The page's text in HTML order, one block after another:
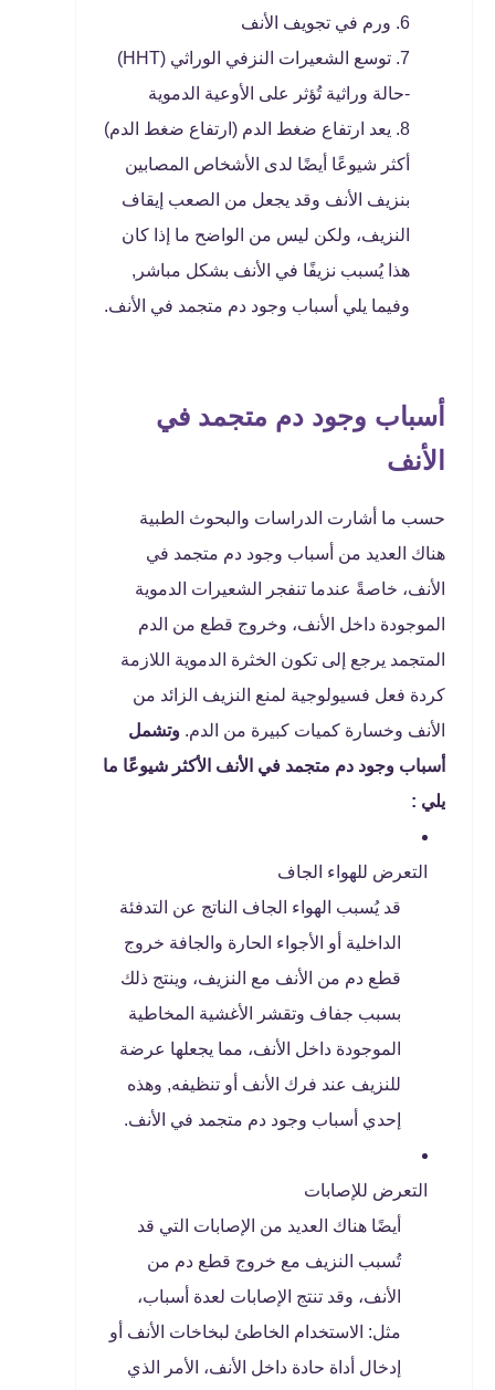
ورم في تجويف الأنف
توسع الشعيرات النزفي الوراثي (HHT)
-حالة وراثية تُؤثر على الأوعية الدموية
يعد ارتفاع ضغط الدم (ارتفاع ضغط الدم)
أكثر شيوعًا أيضًا لدى الأشخاص المصابين
بنزيف الأنف وقد يجعل من الصعب إيقاف
النزيف، ولكن ليس من الواضح ما إذا كان
هذا يُسبب نزيفًا في الأنف بشكل مباشر,
وفيما يلي أسباب وجود دم متجمد في الأنف.
أسباب وجود دم متجمد في
الأنف
حسب ما أشارت الدراسات والبحوث الطبية
هناك العديد من أسباب وجود دم متجمد في
الأنف، خاصةً عندما تنفجر الشعيرات الدموية
الموجودة داخل الأنف، وخروج قطع من الدم
المتجمد يرجع إلى تكون الخثرة الدموية اللازمة
كردة فعل فسيولوجية لمنع النزيف الزائد من
الأنف وخسارة كميات كبيرة من الدم. وتشمل
أسباب وجود دم متجمد في الأنف الأكثر شيوعًا ما
يلي :
التعرض للهواء الجاف
قد يُسبب الهواء الجاف الناتج عن التدفئة
الداخلية أو الأجواء الحارة والجافة خروج
قطع دم من الأنف مع النزيف، وينتج ذلك
بسبب جفاف وتقشر الأغشية المخاطية
الموجودة داخل الأنف، مما يجعلها عرضة
للنزيف عند فرك الأنف أو تنظيفه, وهذه
إحدي أسباب وجود دم متجمد في الأنف.
التعرض للإصابات
أيضًا هناك العديد من الإصابات التي قد
تُسبب النزيف مع خروج قطع دم من
الأنف، وقد تنتج الإصابات لعدة أسباب،
مثل: الاستخدام الخاطئ لبخاخات الأنف أو
إدخال أداة حادة داخل الأنف، الأمر الذي